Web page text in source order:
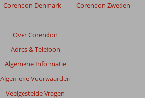
Over Corendon
Adres & Telefoon
Algemene Informatie
Algemene Voorwaarden
Veelgestelde Vragen
Corendon Denmark Corendon Zweden